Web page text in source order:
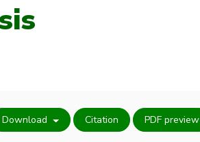
Download Citation PDF preview